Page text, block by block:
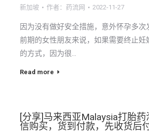
新加坡 作者： 药流网 2022-11-27
因为没有做好安全措施，意外怀孕多次
前期的女性朋友来说，如果需要终止妊
的方式，因为很…
Read more
[分享]马来西亚Malaysia打胎
信购买，货到付款，先收货后